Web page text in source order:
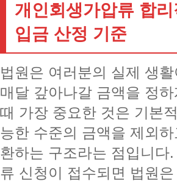
개인회생가압류 합
입금 산정 기준
법원은 여러분의 실제 생
매달 갚아나갈 금액을 정하
때 가장 중요한 것은 기본
능한 수준의 금액을 제외
환하는 구조라는 점입니다
류 신청이 접수되면 법원